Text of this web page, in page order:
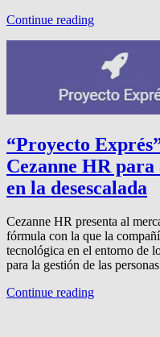
Continue reading
“Proyecto
Cezanne HR para
en la desescalada
Cezanne HR presenta al
fórmula con la que la
tecnológica en el entorno de
para la gestión de las
Continue reading